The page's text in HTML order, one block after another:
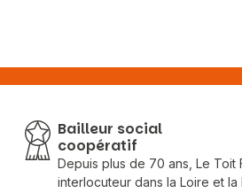
Bailleur social
coopératif
Depuis plus de 70 ans, Le Toit
interlocuteur dans la Loire et la